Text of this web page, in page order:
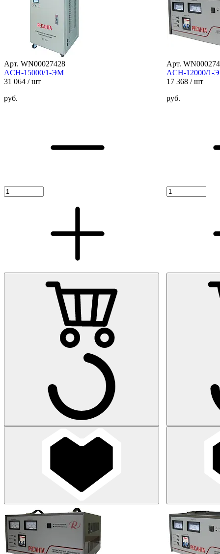
Арт. WN00027428
ACH-15000/1-ЭМ
31 064 / шт
руб.
Арт.
ACH-12000/1-
17 368 / шт
руб.